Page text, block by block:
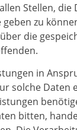
Stellen, die
zu
die
in
solche Daten
bitten,